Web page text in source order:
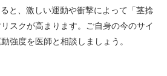
と、激しい運動や衝撃によって「茎捻
スクが高まります。ご自身の今のサイ
強度を医師と相談しましょう。